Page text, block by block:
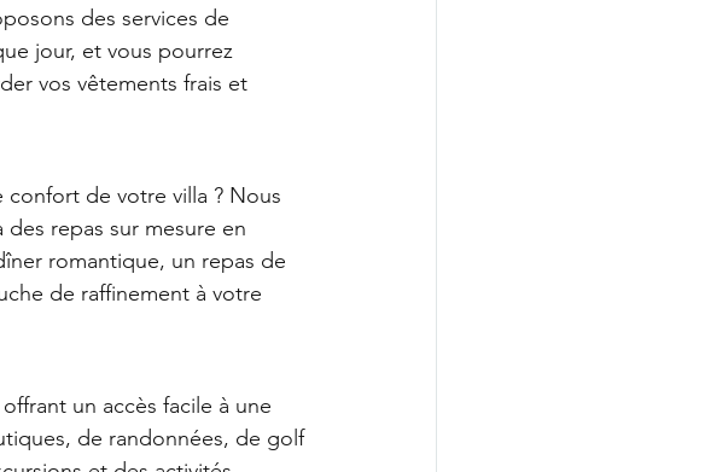
des services de
jour, et vous pourrez
vos vêtements frais et
de votre villa ? Nous
repas sur mesure en
romantique, un repas de
de raffinement à votre
un accès facile à une
de randonnées, de golf